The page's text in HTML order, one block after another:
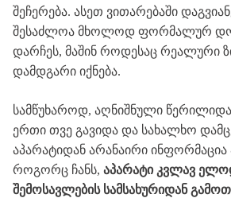
შეჩერება. ასეთ ვითარებაში
შესაძლოა მხოლოდ ფორმალურ
დარჩეს, მაშინ როდესაც რეალური
დამდგარი იქნება.
სამწუხაროდ, აღნიშნული
ერთი თვე გავიდა და სახალხო
აპარატიდან არანაირი ინფორმაცია
როგორც ჩანს, აპარატი კვლავ
შემოსავლების სამსახურიდან